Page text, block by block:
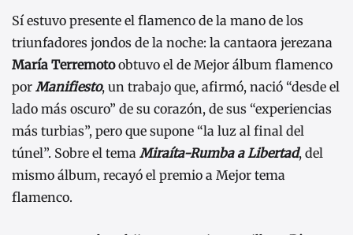
Sí estuvo presente el flamenco de la mano de los
triunfadores jondos de la noche: la cantaora jerezana
María Terremotoobtuvo el de Mejor álbum flamenco
por Manifiesto, un trabajo que, afirmó, nació “desde el
lado más oscuro” de su corazón, de sus “experiencias
más turbias”, pero que supone “la luz al final del
túnel”. Sobre el tema Miraíta-Rumba a Libertad, del
mismo álbum, recayó el premio a Mejor tema
flamenco.